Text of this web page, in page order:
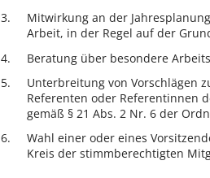
Mitwirkung an der
Arbeit, in der Regel auf der
Beratung über besondere
Unterbreitung von Vorschlägen
Referenten oder Referentinnen
gemäß § 21 Abs. 2 Nr. 6 der
Wahl einer oder eines
Kreis der stimmberechtigten